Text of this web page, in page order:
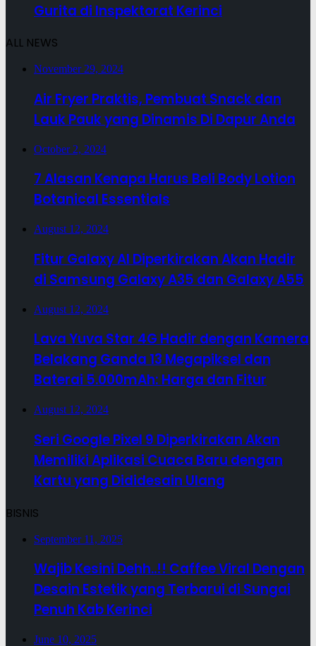
Gurita di Inspektorat Kerinci
ALL NEWS
November 29, 2024
Air Fryer Praktis, Pembuat Snack dan
Lauk Pauk yang Dinamis Di Dapur Anda
October 2, 2024
7 Alasan Kenapa Harus Beli Body Lotion
Botanical Essentials
August 12, 2024
Fitur Galaxy AI Diperkirakan Akan Hadir
di Samsung Galaxy A35 dan Galaxy A55
August 12, 2024
Lava Yuva Star 4G Hadir dengan Kamera
Belakang Ganda 13 Megapiksel dan
Baterai 5.000mAh: Harga dan Fitur
August 12, 2024
Seri Google Pixel 9 Diperkirakan Akan
Memiliki Aplikasi Cuaca Baru dengan
Kartu yang Dididesain Ulang
BISNIS
September 11, 2025
Wajib Kesini Dehh..!! Caffee Viral Dengan
Desain Estetik yang Terbarui di Sungai
Penuh Kab Kerinci
June 10, 2025